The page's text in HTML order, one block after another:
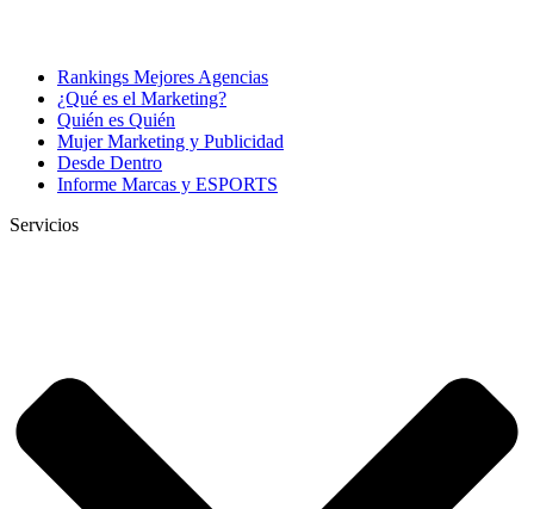
Rankings Mejores Agencias
¿Qué es el Marketing?
Quién es Quién
Mujer Marketing y Publicidad
Desde Dentro
Informe Marcas y ESPORTS
Servicios